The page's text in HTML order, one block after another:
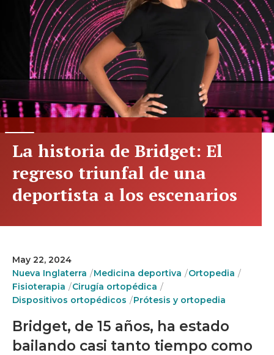
La historia de Bridget: El
regreso triunfal de una
deportista a los escenarios
May 22, 2024
Nueva Inglaterra
Medicina deportiva
Ortopedia
Fisioterapia
Cirugía ortopédica
Dispositivos ortopédicos
Prótesis y ortopedia
Bridget, de 15 años, ha estado
bailando casi tanto tiempo como